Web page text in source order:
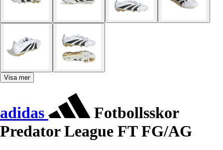
Visa mer
adidas
Fotbollsskor
Predator League FT FG/AG